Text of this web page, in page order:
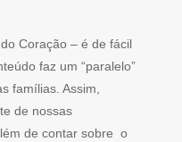
Coração – é de fácil
faz um “paralelo”
famílias. Assim,
de nossas
de contar sobre o